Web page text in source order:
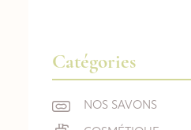
Catégories
NOS SAVONS